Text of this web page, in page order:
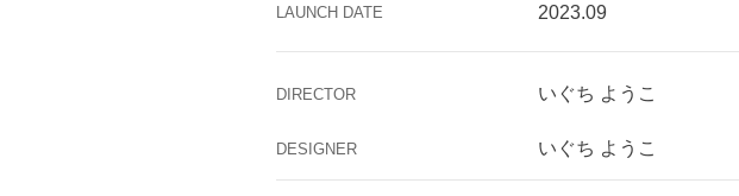
LAUNCH DATE 2023.09
DIRECTOR いぐち ようこ
DESIGNER いぐち ようこ